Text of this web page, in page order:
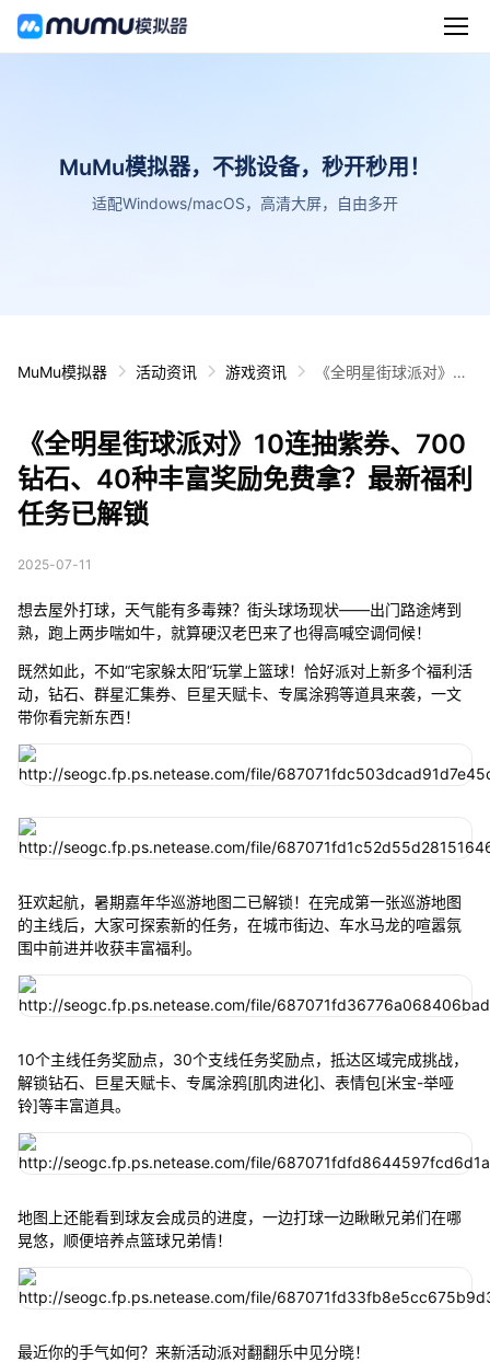
MuMu模拟器，不挑设备，秒开秒用！
适配Windows/macOS，高清大屏，自由多开
MuMu模拟器 活动资讯 游戏资讯
《全明星街球派对》10
最新福利任务已解锁
《全明星街球派对》10连抽紫券、700
钻石、40种丰富奖励免费拿？最新福利
任务已解锁
2025-07-11
想去屋外打球，天气能有多毒辣？街头球场现状——出门路途烤到
熟，跑上两步喘如牛，就算硬汉老巴来了也得高喊空调伺候！
既然如此，不如“宅家躲太阳”玩掌上篮球！恰好派对上新多个福利活
动，钻石、群星汇集券、巨星天赋卡、专属涂鸦等道具来袭，一文
带你看完新东西！
狂欢起航，暑期嘉年华巡游地图二已解锁！在完成第一张巡游地图
的主线后，大家可探索新的任务，在城市街边、车水马龙的喧嚣氛
围中前进并收获丰富福利。
10个主线任务奖励点，30个支线任务奖励点，抵达区域完成挑战，
解锁钻石、巨星天赋卡、专属涂鸦[肌肉进化]、表情包[米宝-举哑
铃]等丰富道具。
地图上还能看到球友会成员的进度，一边打球一边瞅瞅兄弟们在哪
晃悠，顺便培养点篮球兄弟情！
最近你的手气如何？来新活动派对翻翻乐中见分晓！